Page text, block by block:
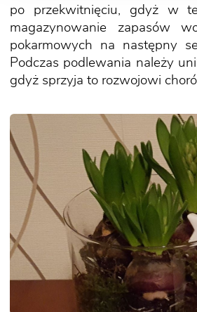
po przekwitnięciu, gdyż w
magazynowanie zapasów
pokarmowych na następny
Podczas podlewania należy
gdyż sprzyja to rozwojowi